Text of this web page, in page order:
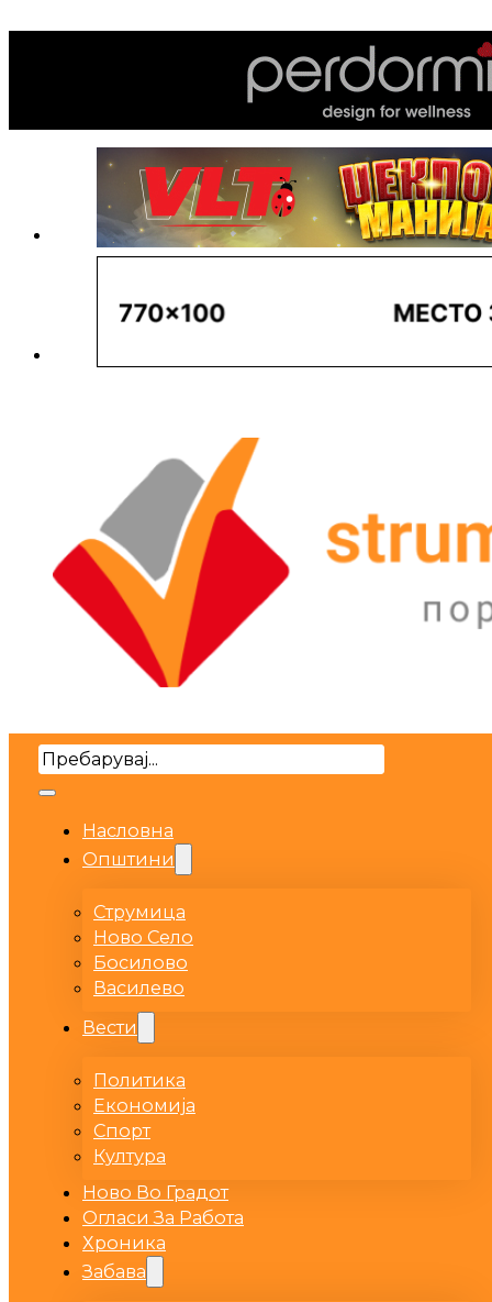
Search
Насловна
Општини
Струмица
Ново Село
Босилово
Василево
Вести
Политика
Економија
Спорт
Култура
Ново Во Градот
Огласи За Работа
Хроника
Забава